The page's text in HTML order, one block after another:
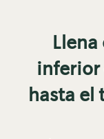
inferior
hasta el